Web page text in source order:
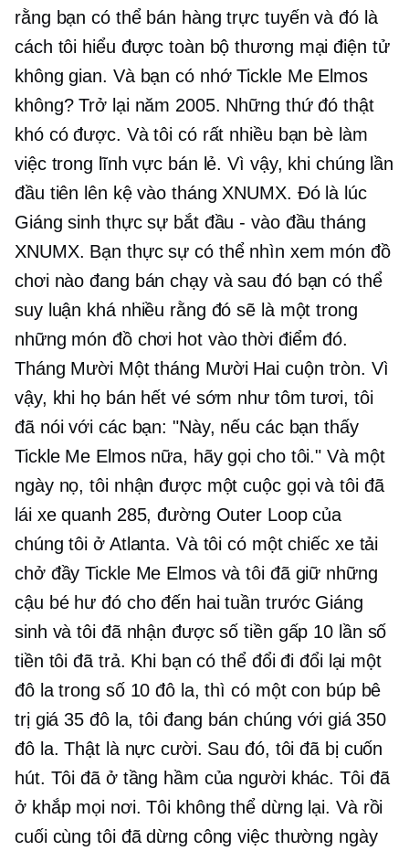
rằng bạn có thể bán hàng trực tuyến và đó là
cách tôi hiểu được toàn bộthương mại điện tử
không gian. Và bạn có nhớ Tickle Me Elmos
không? Trở lại năm 2005. Những thứ đó thật
khó có được. Và tôi có rất nhiều bạn bè làm
việc trong lĩnh vực bán lẻ. Vì vậy, khi chúng lần
đầu tiên lên kệ vào tháng XNUMX. Đó là lúc
Giáng sinh thực sự bắt đầu - vào đầu tháng
XNUMX. Bạn thực sự có thể nhìn xem món đồ
chơi nào đang bán chạy và sau đó bạn có thể
suy luận khá nhiều rằng đó sẽ là một trong
những món đồ chơi hot vào thời điểm đó.
Tháng Mười Một tháng Mười Hai cuộn tròn. Vì
vậy, khi họ bán hết vé sớm như tôm tươi, tôi
đã nói với các bạn: "Này, nếu các bạn thấy
Tickle Me Elmos nữa, hãy gọi cho tôi." Và một
ngày nọ, tôi nhận được một cuộc gọi và tôi đã
lái xe quanh 285, đường Outer Loop của
chúng tôi ở Atlanta. Và tôi có một chiếc xe tải
chở đầy Tickle Me Elmos và tôi đã giữ những
cậu bé hư đó cho đến hai tuần trước Giáng
sinh và tôi đã nhận được số tiền gấp 10 lần số
tiền tôi đã trả. Khi bạn có thể đổi đi đổi lại một
đô la trong số 10 đô la, thì có một con búp bê
trị giá 35 đô la, tôi đang bán chúng với giá 350
đô la. Thật là nực cười. Sau đó, tôi đã bị cuốn
hút. Tôi đã ở tầng hầm của người khác. Tôi đã
ở khắp mọi nơi. Tôi không thể dừng lại. Và rồi
cuối cùng tôi đã dừng công việc thường ngày